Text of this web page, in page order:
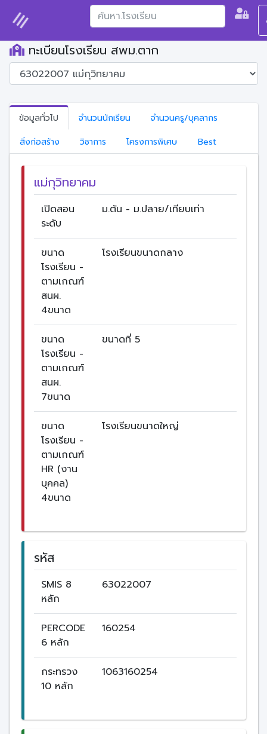
ทะเบียนโรงเรียน สพม.ตาก
ข้อมูลทั่วไป จำนวนนักเรียน
จำนวนครู/บุคลากร
สิ่งก่อสร้าง
วิชาการ โครงการพิเศษ Best
แม่กุวิทยาคม
เปิดสอน
ระดับ
ม.ต้น - ม.ปลาย/เทียบเท่า
ขนาด
โรงเรียน -
ตามเกณฑ์
สนผ.
4ขนาด
โรงเรียนขนาดกลาง
ขนาด
โรงเรียน -
ตามเกณฑ์
สนผ.
7ขนาด
ขนาดที่ 5
ขนาด
โรงเรียน -
ตามเกณฑ์
HR (งาน
บุคคล)
4ขนาด
โรงเรียนขนาดใหญ่
รหัส
SMIS 8
หลัก
63022007
PERCODE
6 หลัก
160254
กระทรวง
10 หลัก
1063160254